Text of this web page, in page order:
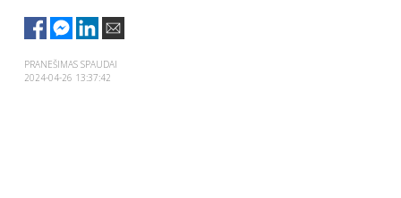
MADA
GROŽIS
PRANEŠIMAS SPAUDAI
2024-04-26 13:37:42